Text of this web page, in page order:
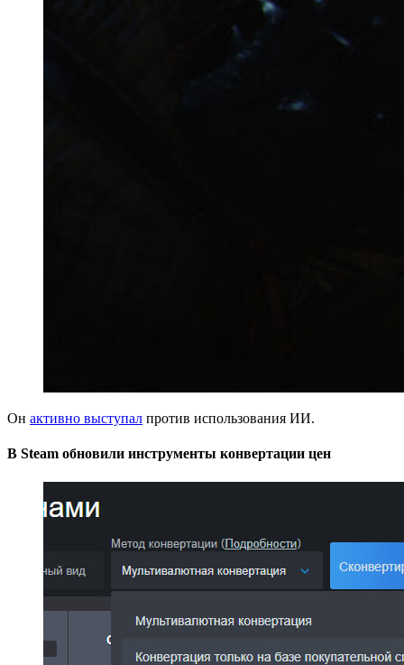
Он активно выступал против использования ИИ.
В Steam обновили инструменты конвертации цен